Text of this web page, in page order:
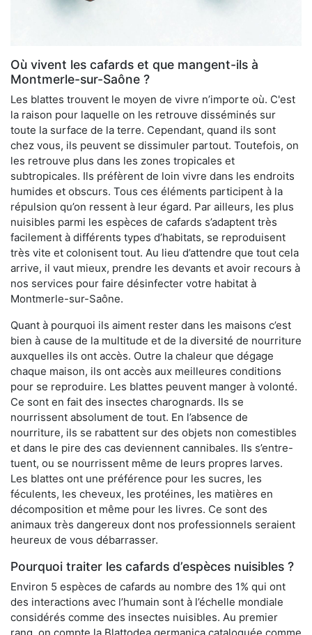
Où vivent les cafards et que mangent-ils à
Montmerle-sur-Saône ?
Les blattes trouvent le moyen de vivre n’importe où. C'est
la raison pour laquelle on les retrouve disséminés sur
toute la surface de la terre. Cependant, quand ils sont
chez vous, ils peuvent se dissimuler partout. Toutefois, on
les retrouve plus dans les zones tropicales et
subtropicales. Ils préfèrent de loin vivre dans les endroits
humides et obscurs. Tous ces éléments participent à la
répulsion qu’on ressent à leur égard. Par ailleurs, les plus
nuisibles parmi les espèces de cafards s’adaptent très
facilement à différents types d’habitats, se reproduisent
très vite et colonisent tout. Au lieu d’attendre que tout cela
arrive, il vaut mieux, prendre les devants et avoir recours à
nos services pour faire désinfecter votre habitat à
Montmerle-sur-Saône.
Quant à pourquoi ils aiment rester dans les maisons c’est
bien à cause de la multitude et de la diversité de nourriture
auxquelles ils ont accès. Outre la chaleur que dégage
chaque maison, ils ont accès aux meilleures conditions
pour se reproduire. Les blattes peuvent manger à volonté.
Ce sont en fait des insectes charognards. Ils se
nourrissent absolument de tout. En l’absence de
nourriture, ils se rabattent sur des objets non comestibles
et dans le pire des cas deviennent cannibales. Ils s’entre-
tuent, ou se nourrissent même de leurs propres larves.
Les blattes ont une préférence pour les sucres, les
féculents, les cheveux, les protéines, les matières en
décomposition et même pour les livres. Ce sont des
animaux très dangereux dont nos professionnels seraient
heureux de vous débarrasser.
Pourquoi traiter les cafards d’espèces nuisibles ?
Environ 5 espèces de cafards au nombre des 1% qui ont
des interactions avec l’humain sont à l’échelle mondiale
considérés comme des insectes nuisibles. Au premier